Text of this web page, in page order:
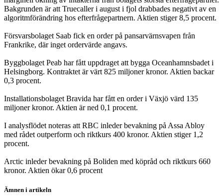
Bakgrunden är att Truecaller i august i fjol drabbades negativt av en
algoritmförändring hos efterfrågepartnern. Aktien stiger 8,5 procent.
Försvarsbolaget Saab fick en order på pansarvärnsvapen från
Frankrike, där inget ordervärde angavs.
Byggbolaget Peab har fått uppdraget att bygga Oceanhamnsbadet i
Helsingborg. Kontraktet är värt 825 miljoner kronor. Aktien backar
0,3 procent.
Installationsbolaget Bravida har fått en order i Växjö värd 135
miljoner kronor. Aktien är ned 0,1 procent.
I analysflödet noteras att RBC inleder bevakning på Assa Abloy
med rådet outperform och riktkurs 400 kronor. Aktien stiger 1,2
procent.
Arctic inleder bevakning på Boliden med köpråd och riktkurs 660
kronor. Aktien ökar 0,6 procent
Ämnen i artikeln